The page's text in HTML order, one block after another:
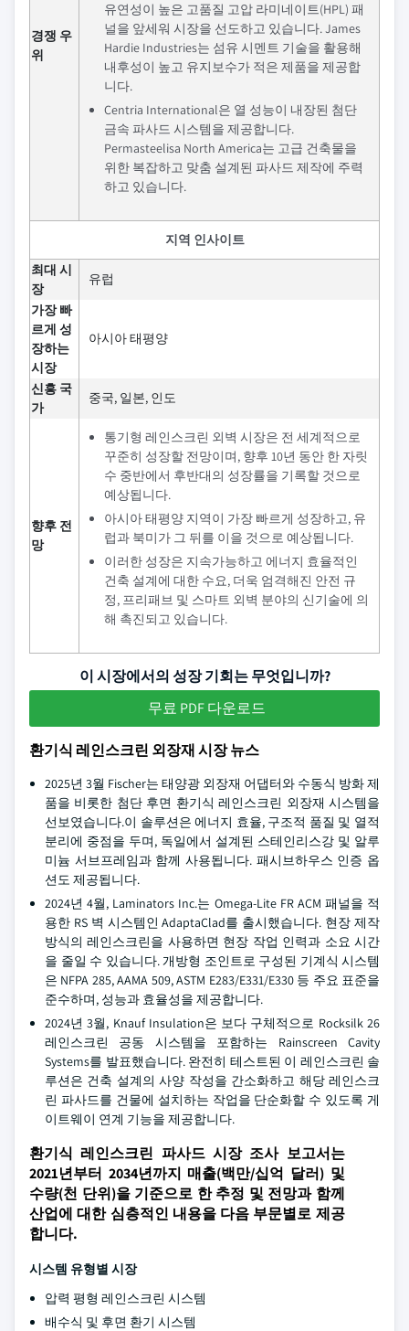
경쟁 우
위
유연성이 높은 고품질 고압 라미네이트(HPL) 패
널을 앞세워 시장을 선도하고 있습니다. James
Hardie Industries는 섬유 시멘트 기술을 활용해
내후성이 높고 유지보수가 적은 제품을 제공합
니다.
Centria International은 열 성능이 내장된 첨단
금속 파사드 시스템을 제공합니다.
Permasteelisa North America는 고급 건축물을
위한 복잡하고 맞춤 설계된 파사드 제작에 주력
하고 있습니다.
지역 인사이트
최대 시
장
유럽
가장 빠
르게 성
장하는
시장
아시아 태평양
신흥 국
가
중국, 일본, 인도
향후 전
망
통기형 레인스크린 외벽 시장은 전 세계적으로
꾸준히 성장할 전망이며, 향후 10년 동안 한 자릿
수 중반에서 후반대의 성장률을 기록할 것으로
예상됩니다.
아시아 태평양 지역이 가장 빠르게 성장하고, 유
럽과 북미가 그 뒤를 이을 것으로 예상됩니다.
이러한 성장은 지속가능하고 에너지 효율적인
건축 설계에 대한 수요, 더욱 엄격해진 안전 규
정, 프리패브 및 스마트 외벽 분야의 신기술에 의
해 촉진되고 있습니다.
이 시장에서의 성장 기회는 무엇입니까?
무료 PDF 다운로드
환기식 레인스크린 외장재 시장 뉴스
2025년 3월 Fischer는 태양광 외장재 어댑터와 수동식 방화 제
품을 비롯한 첨단 후면 환기식 레인스크린 외장재 시스템을
선보였습니다.이 솔루션은 에너지 효율, 구조적 품질 및 열적
분리에 중점을 두며, 독일에서 설계된 스테인리스강 및 알루
미늄 서브프레임과 함께 사용됩니다. 패시브하우스 인증 옵
션도 제공됩니다.
2024년 4월, Laminators Inc.는 Omega-Lite FR ACM 패널을 적
용한 RS 벽 시스템인 AdaptaClad를 출시했습니다. 현장 제작
방식의 레인스크린을 사용하면 현장 작업 인력과 소요 시간
을 줄일 수 있습니다. 개방형 조인트로 구성된 기계식 시스템
은 NFPA 285, AAMA 509, ASTM E283/E331/E330 등 주요 표준을
준수하며, 성능과 효율성을 제공합니다.
2024년 3월, Knauf Insulation은 보다 구체적으로 Rocksilk 26
레인스크린 공동 시스템을 포함하는 Rainscreen Cavity
Systems를 발표했습니다. 완전히 테스트된 이 레인스크린 솔
루션은 건축 설계의 사양 작성을 간소화하고 해당 레인스크
린 파사드를 건물에 설치하는 작업을 단순화할 수 있도록 게
이트웨이 연계 기능을 제공합니다.
환기식 레인스크린 파사드 시장 조사 보고서는
2021년부터 2034년까지 매출(백만/십억 달러) 및
수량(천 단위)을 기준으로 한 추정 및 전망과 함께
산업에 대한 심층적인 내용을 다음 부문별로 제공
합니다.
시스템 유형별 시장
압력 평형 레인스크린 시스템
배수식 및 후면 환기 시스템